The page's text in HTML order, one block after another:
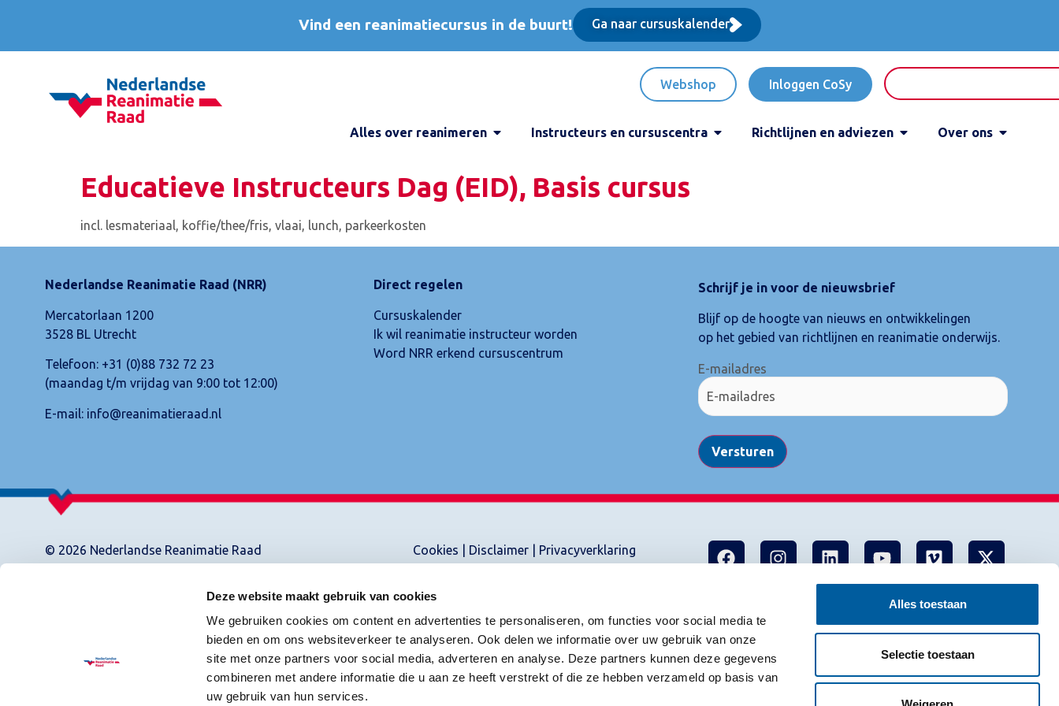
Deze website maakt gebruik van cookies
We gebruiken cookies om content en advertenties te personaliseren, om functies voor social media te
bieden en om ons websiteverkeer te analyseren. Ook delen we informatie over uw gebruik van onze
site met onze partners voor social media, adverteren en analyse. Deze partners kunnen deze gegevens
combineren met andere informatie die u aan ze heeft verstrekt of die ze hebben verzameld op basis van
uw gebruik van hun services.
Alles toestaan
Selectie toestaan
Vind een reanimatiecursus in de buurt! Ga naar cursuskalender
Webshop Inloggen CoSy
Alles over reanimeren Instructeurs en cursuscentra Richtlijnen en adviezen Over ons
Educatieve Instructeurs Dag (EID), Basis cursus
incl. lesmateriaal, koffie/thee/fris, vlaai, lunch, parkeerkosten
Nederlandse Reanimatie Raad (NRR)
Mercatorlaan 1200
3528 BL Utrecht
Telefoon: +31 (0)88 732 72 23
(maandag t/m vrijdag van 9:00 tot 12:00)
E-mail: info@reanimatieraad.nl
Direct regelen
Cursuskalender
Ik wil reanimatie instructeur worden
Word NRR erkend cursuscentrum
Schrijf je in voor de nieuwsbrief
Blijf op de hoogte van nieuws en ontwikkelingen
op het gebied van richtlijnen en reanimatie onderwijs.
E-mailadres
Versturen
© 2026 Nederlandse Reanimatie Raad Cookies Disclaimer Privacyverklaring